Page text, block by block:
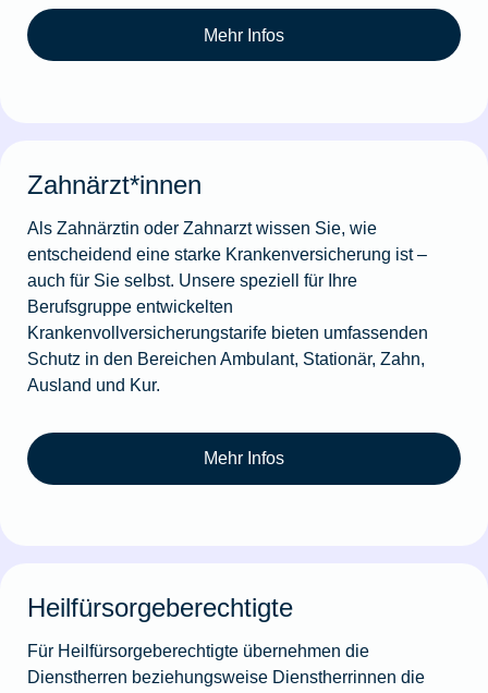
Mehr Infos
Zahnärzt*innen
Als Zahnärztin oder Zahnarzt wissen Sie, wie
entscheidend eine starke Krankenversicherung ist –
auch für Sie selbst. Unsere speziell für Ihre
Berufsgruppe entwickelten
Krankenvollversicherungstarife bieten umfassenden
Schutz in den Bereichen Ambulant, Stationär, Zahn,
Ausland und Kur.
Mehr Infos
Heilfürsorgeberechtigte
Für Heilfürsorgeberechtigte übernehmen die
Dienstherren beziehungsweise Dienstherrinnen die